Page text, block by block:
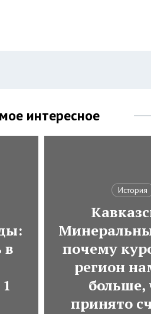
интересное
в
История
почему
регион
больше,
принято